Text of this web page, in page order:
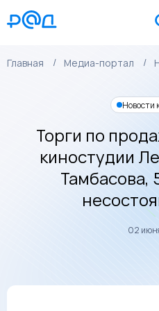
Главная Медиа-портал
Новости
Торги по
киностудии
Тамбасова,
02